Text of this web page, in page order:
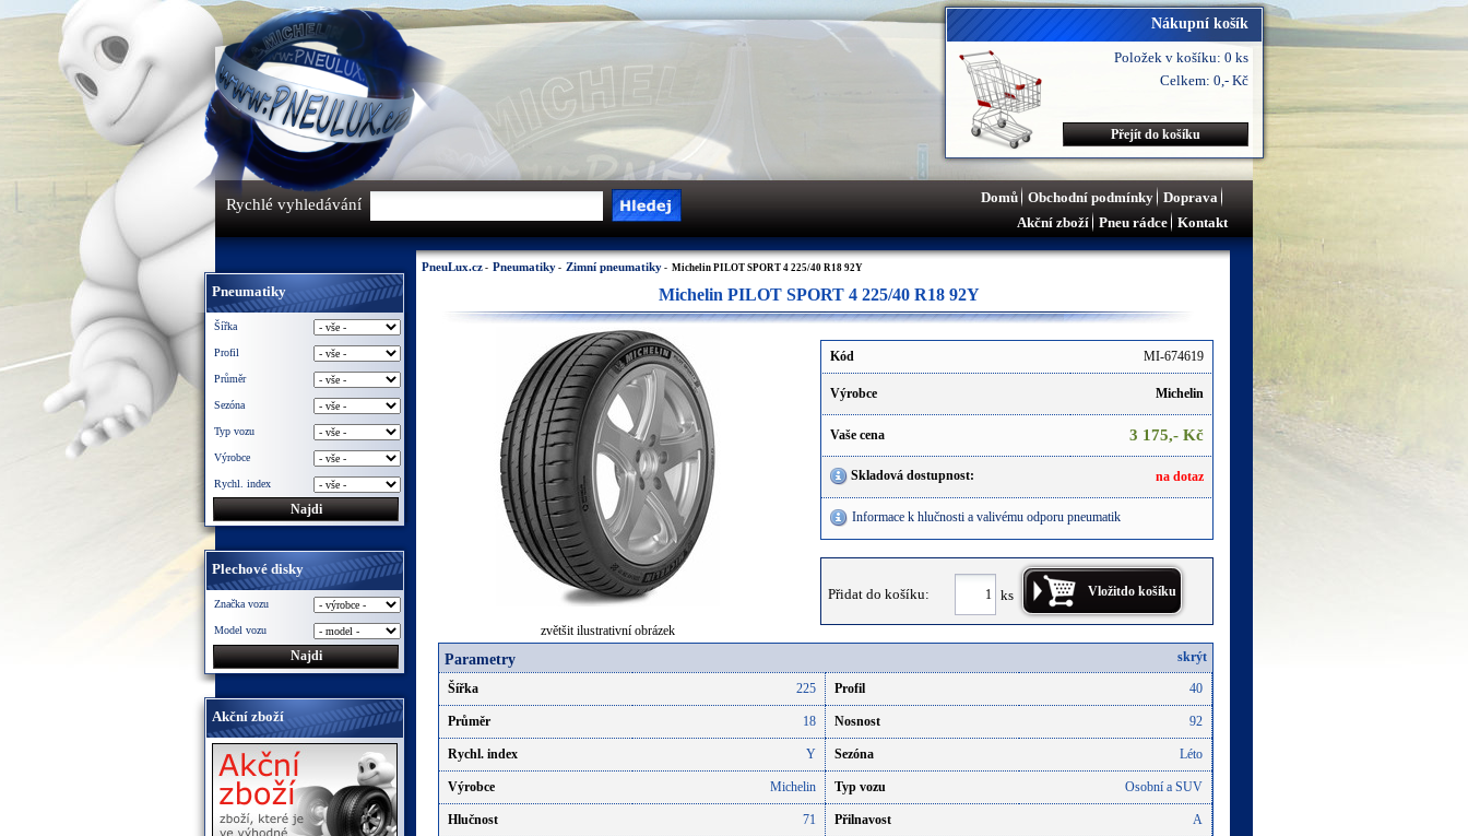
Nákupní košík
Položek v košíku: 0 ks
Celkem: 0,- Kč
Přejít do košíku
Rychlé vyhledávání Domů Obchodní podmínky Doprava
Akční zboží Pneu rádce Kontakt
Pneumatiky
Šířka
Profil
Průměr
Sezóna
Typ vozu
Výrobce
Rychl. index
Plechové disky
Značka vozu
Model vozu
Akční zboží
PneuLux.cz - Pneumatiky - Zimní pneumatiky - Michelin PILOT SPORT 4 225/40 R18 92Y
Michelin PILOT SPORT 4 225/40 R18 92Y
zvětšit ilustrativní obrázek
Kód MI-674619
Výrobce Michelin
Vaše cena 3 175,- Kč
Skladová dostupnost: na dotaz
Informace k hlučnosti a valivému odporu pneumatik
Přidat do košíku: ks
Parametry skrýt
Šířka 225 Profil 40
Průměr 18 Nosnost 92
Rychl. index Y Sezóna Léto
Výrobce Michelin Typ vozu Osobní a SUV
Hlučnost 71 Přilnavost A